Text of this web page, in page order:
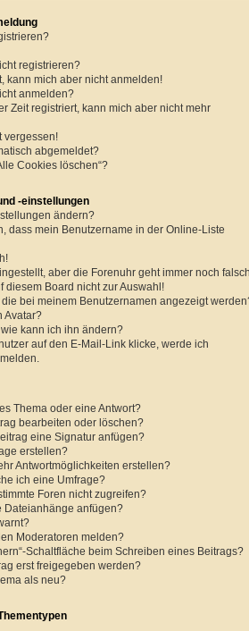
registrieren?
kann mich aber nicht anmelden!
anmelden?
Zeit registriert, kann mich aber nicht mehr
vergessen!
abgemeldet?
Cookies löschen“?
-einstellungen
ändern?
dass mein Benutzername in der Online-Liste
aber die Forenuhr geht immer noch
diesem Board nicht zur Auswahl!
bei meinem Benutzernamen angezeigt
Avatar?
kann ich ihn ändern?
auf den E-Mail-Link klicke, werde ich
Thema oder eine Antwort?
bearbeiten oder löschen?
eine Signatur anfügen?
erstellen?
Antwortmöglichkeiten erstellen?
ich eine Umfrage?
Foren nicht zugreifen?
Dateianhänge anfügen?
Moderatoren melden?
Schaltfläche beim Schreiben eines Beitrags?
erst freigegeben werden?
als neu?